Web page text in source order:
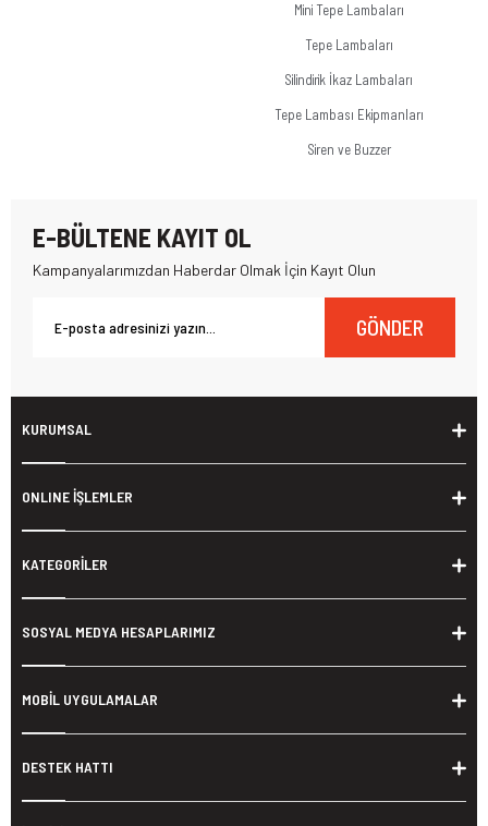
Mini Tepe Lambaları
Tepe Lambaları
Silindirik İkaz Lambaları
Tepe Lambası Ekipmanları
Siren ve Buzzer
E-BÜLTENE KAYIT OL
Kampanyalarımızdan Haberdar Olmak İçin Kayıt Olun
GÖNDER
KURUMSAL
ONLINE İŞLEMLER
KATEGORİLER
SOSYAL MEDYA HESAPLARIMIZ
MOBİL UYGULAMALAR
DESTEK HATTI